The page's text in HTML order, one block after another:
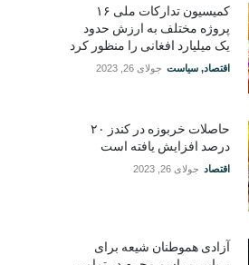
کمیسیون تدارکات ملی ۱۶
پروژه مختلف به ارزش حدود
یک میلیارد افغانی را منظور کرد
اقتصاد, سیاست جولای 26, 2023
حاصلات خربوزه در کندز ۲۰
درصد افزایش یافته است
اقتصاد جولای 26, 2023
آزادی هموطنان شیعه برای